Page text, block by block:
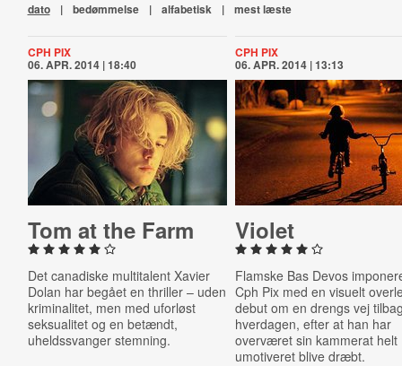
dato | bedømmelse | alfabetisk | mest læste
CPH PIX
06. APR. 2014 | 18:40
Tom at the Farm
Det canadiske multitalent Xavier
Dolan har begået en thriller – uden
kriminalitet, men med uforløst
seksualitet og en betændt,
uheldssvanger stemning.
CPH PIX
06. APR. 2014 | 13:13
Violet
Flamske Bas Devos
Cph Pix med en visuelt
debut om en drengs vej
hverdagen, efter at han har
overværet sin kammerat helt
umotiveret blive dræbt.